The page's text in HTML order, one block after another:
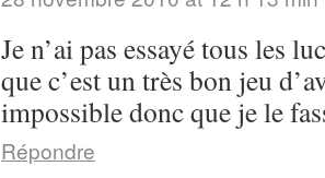
Je n’ai pas essayé tous les
que c’est un très bon jeu
impossible donc que je le
Répondre